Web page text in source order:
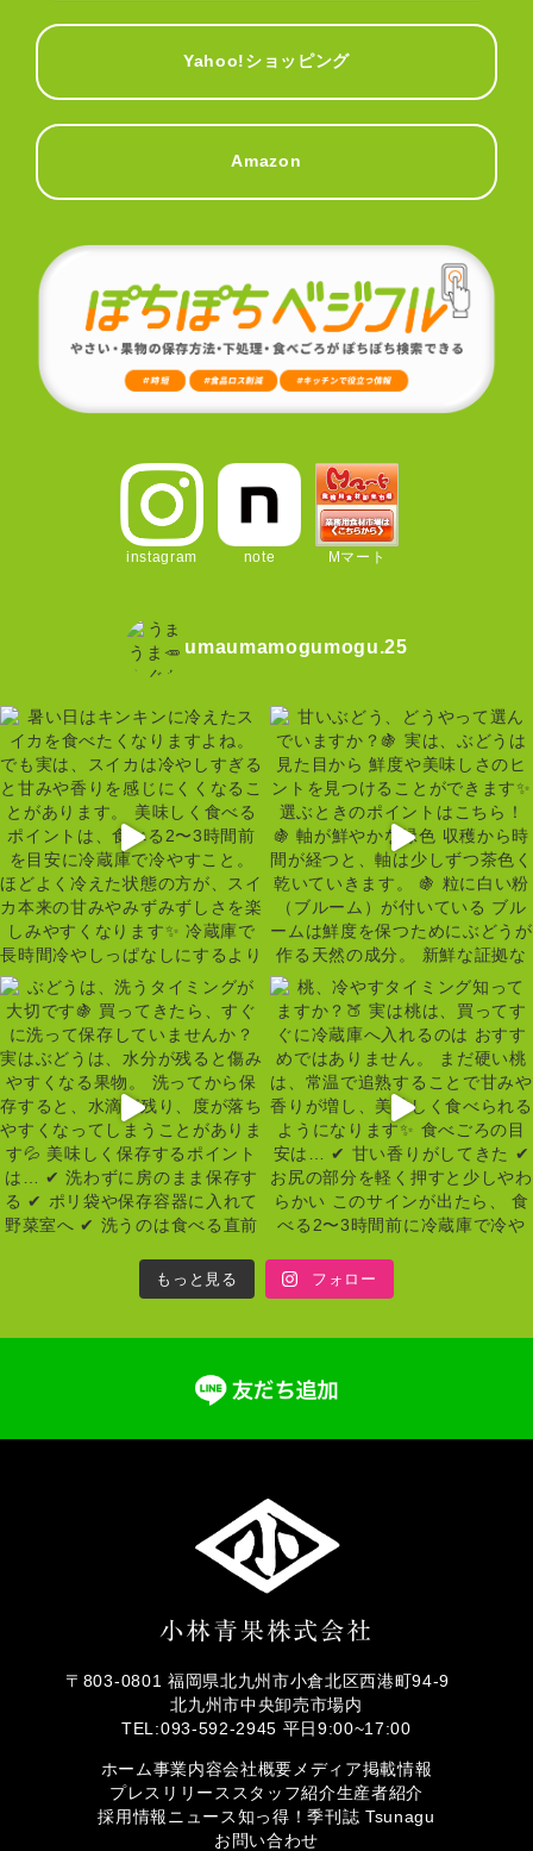
Yahoo!ショッピング
Amazon
instagram note Mマート
umaumamogumogu.25
もっと見る フォロー
〒803-0801 福岡県北九州市小倉北区西港町94-9
北九州市中央卸売市場内
TEL:093-592-2945 平日9:00~17:00
ホーム事業内容会社概要 メディア掲載情報
プレスリリース スタッフ紹介生産者紹介
採用情報 ニュース 知っ得！季刊誌 Tsunagu
お問い合わせ